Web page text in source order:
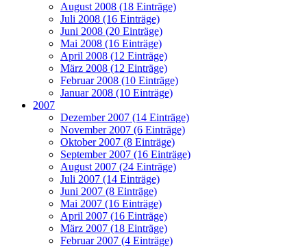
August 2008 (18 Einträge)
Juli 2008 (16 Einträge)
Juni 2008 (20 Einträge)
Mai 2008 (16 Einträge)
April 2008 (12 Einträge)
März 2008 (12 Einträge)
Februar 2008 (10 Einträge)
Januar 2008 (10 Einträge)
2007
Dezember 2007 (14 Einträge)
November 2007 (6 Einträge)
Oktober 2007 (8 Einträge)
September 2007 (16 Einträge)
August 2007 (24 Einträge)
Juli 2007 (14 Einträge)
Juni 2007 (8 Einträge)
Mai 2007 (16 Einträge)
April 2007 (16 Einträge)
März 2007 (18 Einträge)
Februar 2007 (4 Einträge)